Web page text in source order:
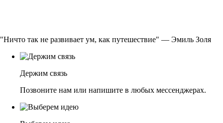
"Ничто так не развивает ум, как путешествие" — Эмиль Золя
Держим связь
Позвоните нам или напишите в любых мессенджерах.